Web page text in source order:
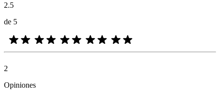
2.5
de 5
2
Opiniones